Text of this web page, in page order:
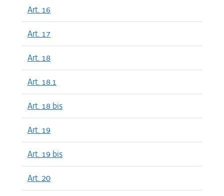
Art. 16
Art. 17
Art. 18
Art. 18.1
Art. 18 bis
Art. 19
Art. 19 bis
Art. 20